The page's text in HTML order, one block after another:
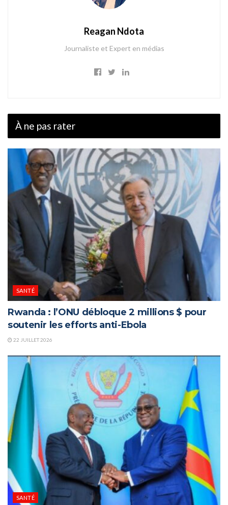
Reagan Ndota
Journaliste et Expert en médias
À ne pas rater
SANTÉ
Rwanda : l’ONU débloque 2 millions $ pour
soutenir les efforts anti-Ebola
22 JUILLET 2026
SANTÉ